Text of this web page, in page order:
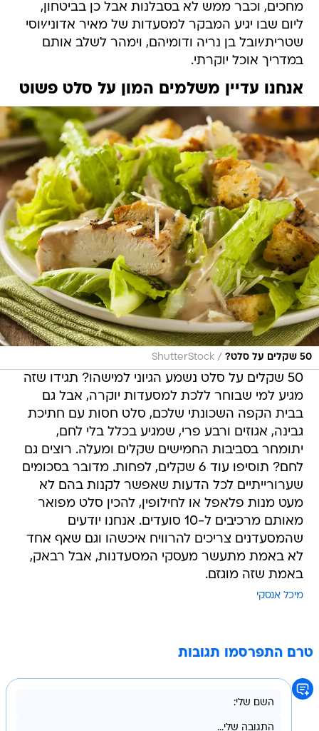
מחכים, וכבר ממש לא בסבלנות אבל כן בביטחון,
ליום שבו יגיע המבקר למסעדות של מאיר אדוני/יוסי
שטרית/יובל בן נריה ודומיהם, וימהר לשלב אותם
במדריך אוכל יוקרתי.
אנחנו עדיין משלמים המון על סלט פשוט
50 שקלים על סלט? /
ShutterStock
50 שקלים על סלט נשמע הגיוני למישהו? תגידו שזה
מגיע למי שבוחר ללכת למסעדות יוקרה, אבל גם
בבית הקפה השכונתי שלכם, סלט חסות עם חתיכת
גבינה, אגוזים ורבע פרי, שמגיע בכלל בלי לחם,
יתומחר בסביבות החמישים שקלים ומעלה. רוצים גם
לחם? תוסיפו עוד 6 שקלים, לפחות. מדובר בסכומים
שערורייתיים לכל הדעות שאפשר לקנות בהם לא
מעט מנות פלאפל או לחילופין, להכין סלט מפואר
מאותם מרכיבים ל-10 סועדים. אנחנו יודעים
שהמסעדנים צריכים להרוויח איכשהו וגם שאף אחד
לא באמת מתעשר מעסקי המסעדנות, אבל רבאק,
באמת שזה מוגזם.
מיכל אנסקי
טרם התפרסמו תגובות